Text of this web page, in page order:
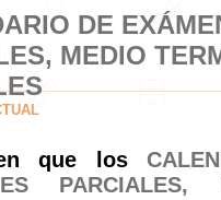
Acerca de
Oferta Educativa
Servicios
DE
MEDIO
que los